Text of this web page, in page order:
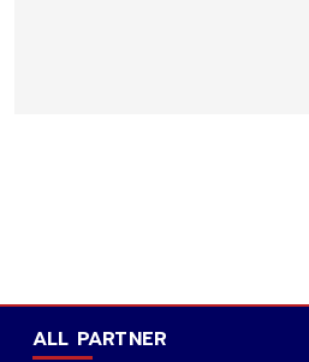
ALL PARTNER